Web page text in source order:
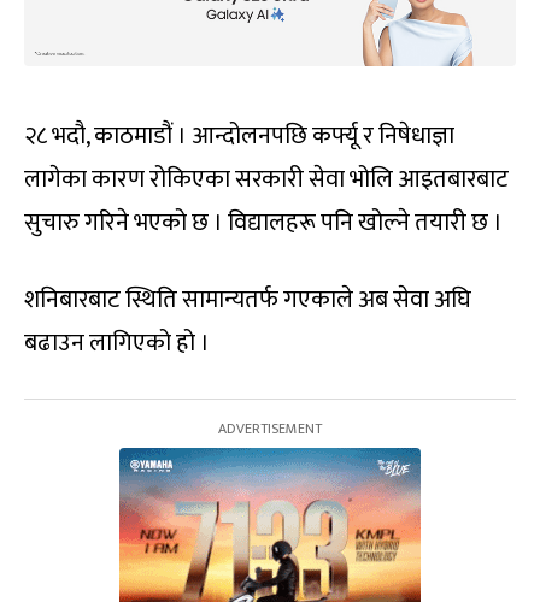
२८ भदौ, काठमाडौं । आन्दोलनपछि कर्फ्यू र निषेधाज्ञा
लागेका कारण रोकिएका सरकारी सेवा भोलि आइतबारबाट
सुचारु गरिने भएको छ । विद्यालहरू पनि खोल्ने तयारी छ ।
शनिबारबाट स्थिति सामान्यतर्फ गएकाले अब सेवा अघि
बढाउन लागिएको हो ।